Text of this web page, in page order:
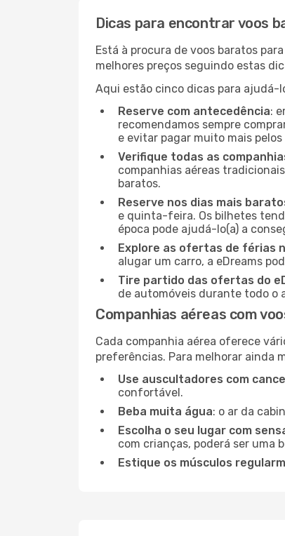
Dicas para encontrar voos
Está à procura de voos baratos
melhores preços seguindo estas
Aqui estão cinco dicas para ajudá-
Reserve com antecedência:
recomendamos sempre
e evitar pagar muito mais
Verifique todas as
companhias aéreas
baratos.
Reserve nos dias mais
e quinta-feira. Os bilhetes
época pode ajudá-lo(a) a
Explore as ofertas de férias
alugar um carro, a eDreams
Tire partido das ofertas do
de automóveis durante todo o
Companhias aéreas com
Cada companhia aérea oferece
preferências. Para melhorar ainda
Use auscultadores com
confortável.
Beba muita água: o ar da
Escolha o seu lugar com
com crianças, poderá ser uma
Estique os músculos